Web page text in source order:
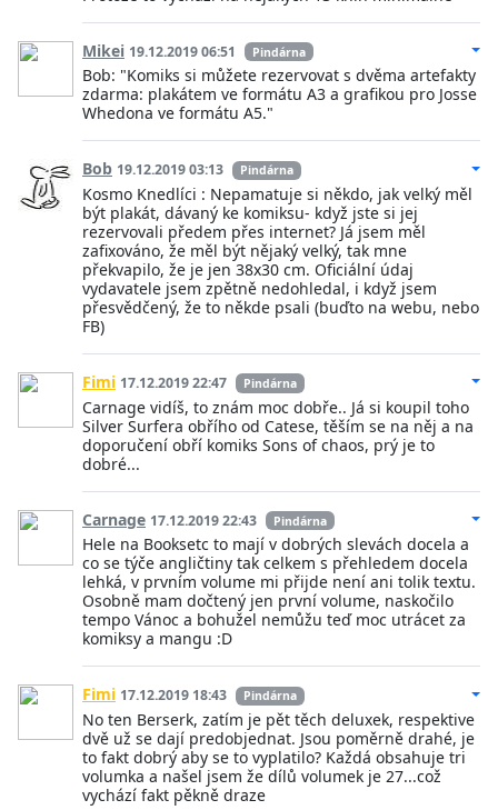
Mikei 19.12.2019 06:51 Pindárna
Bob: "Komiks si můžete rezervovat s dvěma artefakty
zdarma: plakátem ve formátu A3 a grafikou pro Josse
Whedona ve formátu A5."
Bob 19.12.2019 03:13 Pindárna
Kosmo Knedlíci : Nepamatuje si někdo, jak velký měl
být plakát, dávaný ke komiksu- když jste si jej
rezervovali předem přes internet? Já jsem měl
zafixováno, že měl být nějaký velký, tak mne
překvapilo, že je jen 38x30 cm. Oficiální údaj
vydavatele jsem zpětně nedohledal, i když jsem
přesvědčený, že to někde psali (buďto na webu, nebo
FB)
Fimi 17.12.2019 22:47 Pindárna
Carnage vidíš, to znám moc dobře.. Já si koupil toho
Silver Surfera obřího od Catese, těším se na něj a na
doporučení obří komiks Sons of chaos, prý je to
dobré...
Carnage 17.12.2019 22:43 Pindárna
Hele na Booksetc to mají v dobrých slevách docela a
co se týče angličtiny tak celkem s přehledem docela
lehká, v prvním volume mi přijde není ani tolik textu.
Osobně mam dočtený jen první volume, naskočilo
tempo Vánoc a bohužel nemůžu teď moc utrácet za
komiksy a mangu :D
Fimi 17.12.2019 18:43 Pindárna
No ten Berserk, zatím je pět těch deluxek, respektive
dvě už se dají predobjednat. Jsou poměrně drahé, je
to fakt dobrý aby se to vyplatilo? Každá obsahuje tri
volumka a našel jsem že dílů volumek je 27...což
vychází fakt pěkně draze